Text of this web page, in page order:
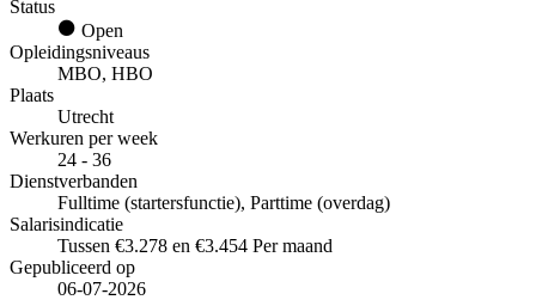
Status
Open
Opleidingsniveaus
MBO, HBO
Plaats
Utrecht
Werkuren per week
24 - 36
Dienstverbanden
Fulltime (startersfunctie), Parttime (overdag)
Salarisindicatie
Tussen €3.278 en €3.454 Per maand
Gepubliceerd op
06-07-2026